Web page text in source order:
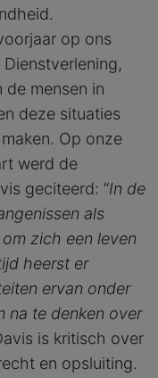
op ons
de mensen in
deze situaties
Op onze
werd de
geciteerd: “In de
als
zich een leven
heerst er
ervan onder
na te denken over
is kritisch over
en opsluiting.